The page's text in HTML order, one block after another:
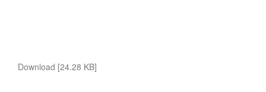
Download [24.28 KB]